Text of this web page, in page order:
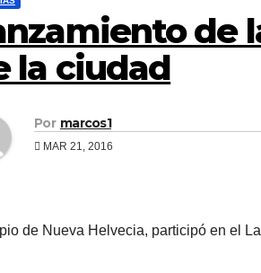
de
la ciudad
Por marcos1
MAR 21, 2016
de Nueva Helvecia, participó en el